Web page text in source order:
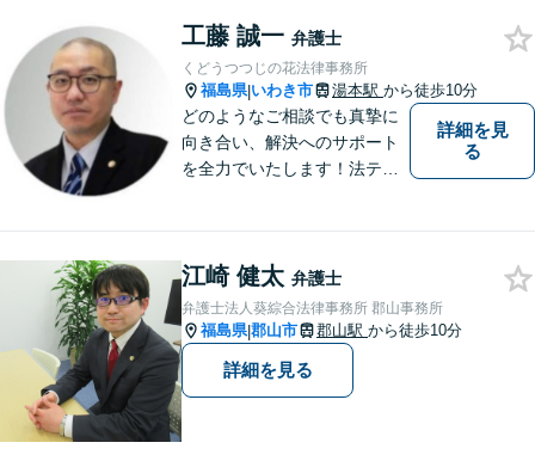
す。お困りの方はまずはご相
工藤 誠一 弁護士
くどうつつじの花法律事務所
福島県|いわき市 湯本駅 から徒歩10分
どのようなご相談でも真摯に
向き合い、解決へのサポート
を全力でいたします！法テラ
けていただけます。【湯本駅
から車で約７分】
詳細を見
る
江崎 健太 弁護士
弁護士法人葵綜合法律事務所 郡山事務所
福島県|郡山市 郡山駅 から徒歩10分
詳細を見る